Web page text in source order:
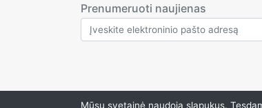
Prenumeruoti naujienas
Mūsų svetainė naudoja slapukus.